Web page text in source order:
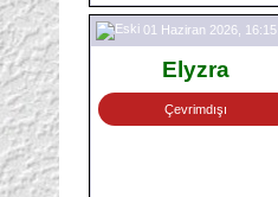
01 Haziran 2026, 16:15
Elyzra
Çevrimdışı